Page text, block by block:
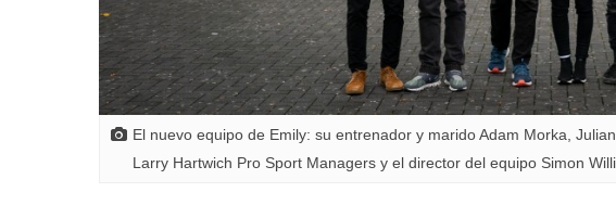
El nuevo equipo de Emily: su entrenador y marido Adam Morka,
Larry Hartwich Pro Sport Managers y el director del equipo Simon